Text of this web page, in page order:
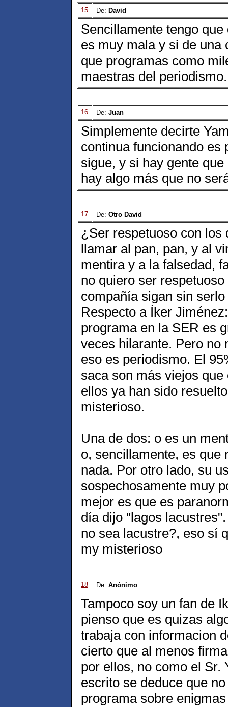
15 De: David
Sencillamente tengo
es muy mala y si de una
que programas como
maestras del periodismo.
16 De: Juan
Simplemente decirte
continua funcionando es
sigue, y si hay gente
hay algo más que no
17 De: Otro David
¿Ser respetuoso con los
llamar al pan, pan, y al
mentira y a la falsedad,
no quiero ser
compañía sigan sin
Respecto a Íker
programa en la SER es
veces hilarante. Pero no
eso es periodismo. El
saca son más viejos
ellos ya han sido
misterioso.
Una de dos: o es un
o, sencillamente, es que
nada. Por otro lado, su
sospechosamente muy
mejor es que es
día dijo "lagos
no sea lacustre?, eso sí
my misterioso
18 De: Anónimo
Tampoco soy un fan de
pienso que es quizas
trabaja con informacion
cierto que al menos
por ellos, no como el Sr.
escrito se deduce que
programa sobre enigmas